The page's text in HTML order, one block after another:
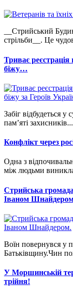
__Стрийський
стрільби__. Це
Триває
біжу…
Забіг відбудеться
пам’яті захисників...
Конфлікт через
Одна з
між людьми
Стрийська
Іваном
Воїн повернувся у
Батьківщину.Чин
У Моршинській
трійня!